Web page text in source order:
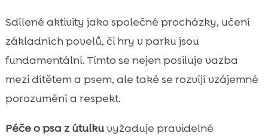
Sdílené aktivity jako společné procházky, učení
základních povelů, či hry v parku jsou
fundamentální. Tímto se nejen posiluje vazba
mezi dítětem a psem, ale také se rozvíjí vzájemné
porozumění a respekt.
Péče o psa z útulkuvyžaduje pravidelné